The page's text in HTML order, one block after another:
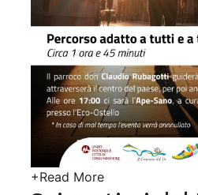
+Read More